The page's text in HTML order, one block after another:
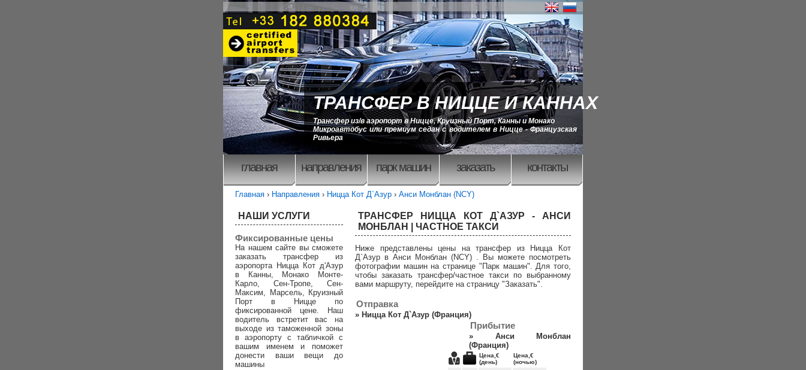
ТРАНСФЕР В НИЦЦЕ И КАННАХ
Трансфер из/в аэропорт в Ницце, Круизный Порт, Канны и Монако
Микроавтобус или премиум седан с водителем в Ницце - Французская
Ривьера
главная направления парк машин заказать контакты
Главная › Направления › Ницца Кот Д`Азур › Анси Монблан (NCY)
ТРАНСФЕР НИЦЦА КОТ Д`АЗУР - АНСИ
МОНБЛАН | ЧАСТНОЕ ТАКСИ
Ниже представлены цены на трансфер из Ницца Кот
Д`Азур в Анси Монблан (NCY) . Вы можете посмотреть
фотографии машин на странице "Парк машин". Для того,
чтобы заказать трансфер/частное такси по выбранному
вами маршруту, перейдите на страницу "Заказать".
Отправка
» Ницца Кот Д`Азур (Франция)
Прибытие
» Анси Монблан
(Франция)
Цена,€
(день)
Цена,€
(ночью)
НАШИ УСЛУГИ
Фиксированные цены
На нашем сайте вы сможете
заказать трансфер из
аэропорта Ницца Кот д'Азур
в Канны, Монако Монте-
Карло, Сен-Тропе, Сен-
Максим, Марсель, Круизный
Порт в Ницце по
фиксированной цене. Наш
водитель встретит вас на
выходе из таможенной зоны
в аэропорту с табличкой с
вашим именем и поможет
донести ваши вещи до
машины